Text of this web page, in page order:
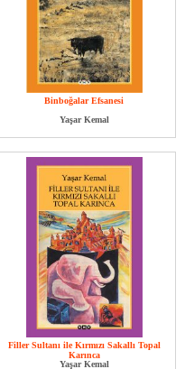
Binboğalar Efsanesi
Yaşar Kemal
Filler Sultanı ile Kırmızı Sakallı Topal
Karınca
Yaşar Kemal